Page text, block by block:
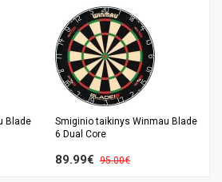
Blade
Smiginio taikinys Winmau Blade
6 Dual Core
89.99€ 95.00€